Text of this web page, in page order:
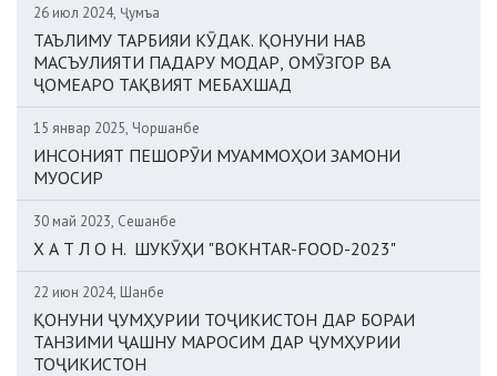
26 июл 2024, Ҷумъа
ТАЪЛИМУ ТАРБИЯИ КӮДАК. ҚОНУНИ НАВ
МАСЪУЛИЯТИ ПАДАРУ МОДАР, ОМӮЗГОР ВА
ҶОМЕАРО ТАҚВИЯТ МЕБАХШАД
15 январ 2025, Чоршанбе
ИНСОНИЯТ ПЕШОРӮИ МУАММОҲОИ ЗАМОНИ
МУОСИР
30 май 2023, Сешанбе
Х А Т Л О Н. ШУКӮҲИ "BOKHTAR-FOOD-2023"
22 июн 2024, Шанбе
ҚОНУНИ ҶУМҲУРИИ ТОҶИКИСТОН ДАР БОРАИ
ТАНЗИМИ ҶАШНУ МАРОСИМ ДАР ҶУМҲУРИИ
ТОҶИКИСТОН